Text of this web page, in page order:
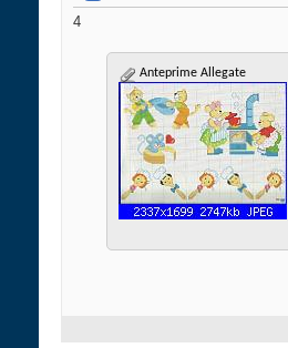
4
Anteprime Allegate